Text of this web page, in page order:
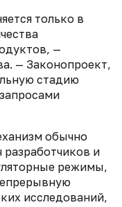
только в
—
— Законопроект,
стадию
обычно
разработчиков и
режимы,
исследований,